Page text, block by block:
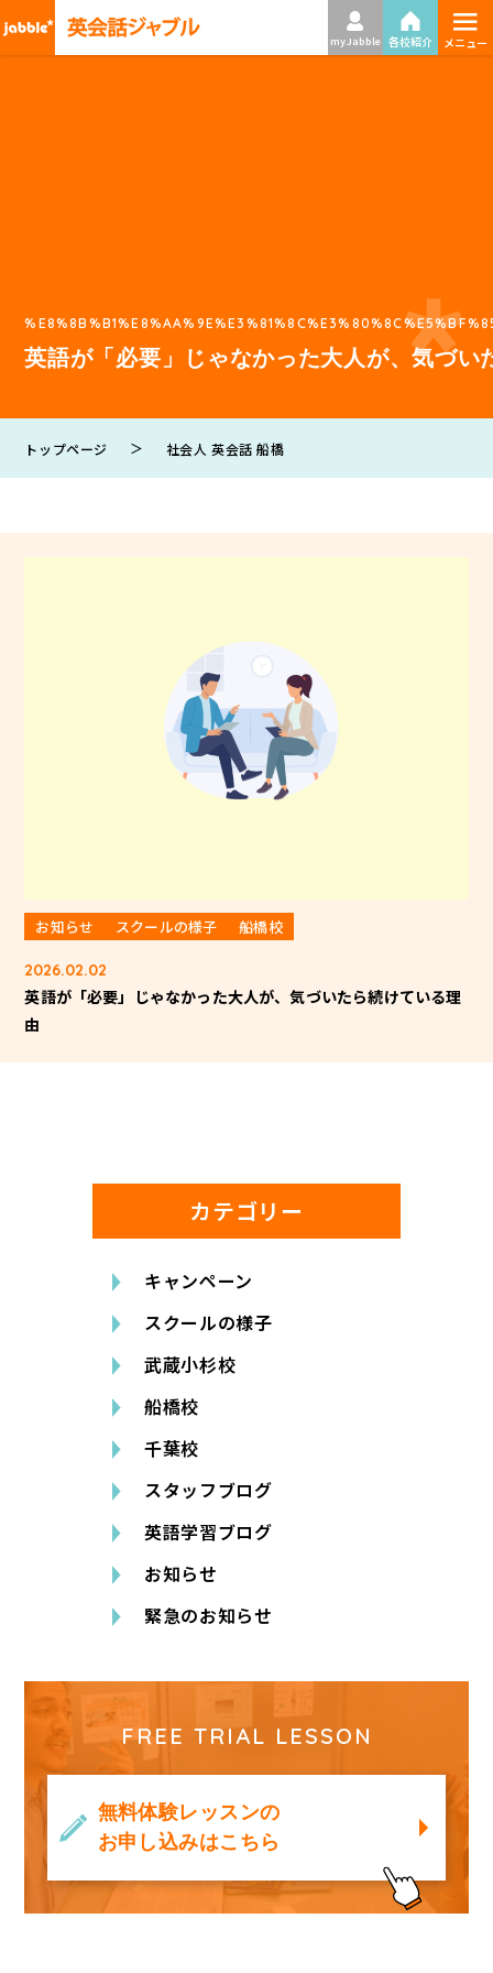
my Jabble 各校紹介 ≡
メニュー
英語が「必要」じゃなかった大人が、気づい
トップページ ＞ 社会人 英会話 船橋
お知らせ スクールの様子 船橋校
2026.02.02
英語が「必要」じゃなかった大人が、気づいたら続けている理
由
カテゴリー
キャンペーン
スクールの様子
武蔵小杉校
船橋校
千葉校
スタッフブログ
英語学習ブログ
お知らせ
緊急のお知らせ
FREE TRIAL LESSON
無料体験レッスンの
お申し込みはこちら